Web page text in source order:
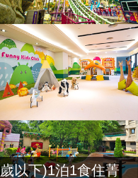
以下)1泊1食住菁